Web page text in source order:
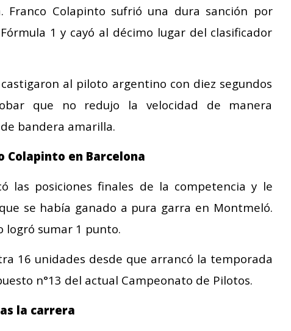
Franco Colapinto sufrió una dura sanción por
1 y cayó al décimo lugar del clasificador
al piloto argentino con diez segundos
que no redujo la velocidad de manera
bandera amarilla.
Colapinto en Barcelona
las posiciones finales de la competencia y le
se había ganado a pura garra en Montmeló.
logró sumar 1 punto.
16 unidades desde que arrancó la temporada
n°13 del actual Campeonato de Pilotos.
la carrera